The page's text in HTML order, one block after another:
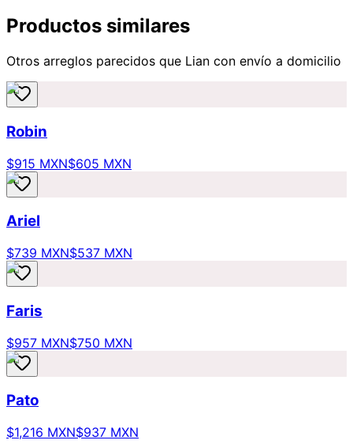
Productos similares
Otros arreglos parecidos que Lian con envío a domicilio
Robin
$915 MXN$605 MXN
Ariel
$739 MXN$537 MXN
Faris
$957 MXN$750 MXN
Pato
$1,216 MXN$937 MXN